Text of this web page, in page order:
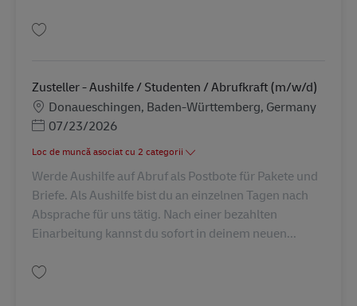
Zusteller - Aushilfe / Studenten / Abrufkraft (m/w/d)
Locație
Donaueschingen, Baden-Württemberg, Germany
Posted Date
07/23/2026
Loc de muncă asociat cu 2 categorii
Werde Aushilfe auf Abruf als Postbote für Pakete und
Briefe. Als Aushilfe bist du an einzelnen Tagen nach
Absprache für uns tätig. Nach einer bezahlten
Einarbeitung kannst du sofort in deinem neuen...